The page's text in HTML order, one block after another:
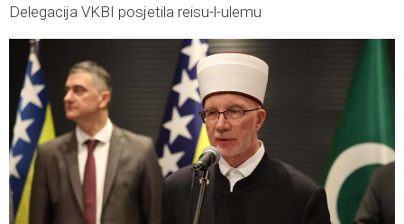
Delegacija VKBI posjetila reisu-l-ulemu